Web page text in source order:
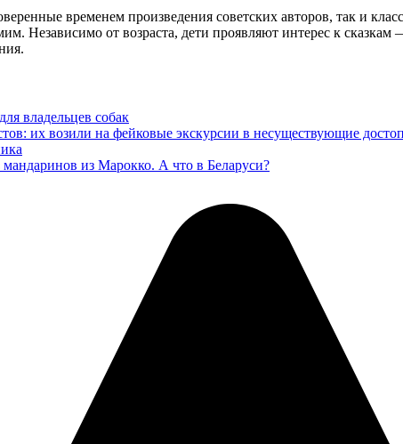
временем произведения советских авторов, так и
Независимо от возраста, дети проявляют интерес к
владельцев собак
их возили на фейковые экскурсии в несуществующие
мандаринов из Марокко. А что в Беларуси?